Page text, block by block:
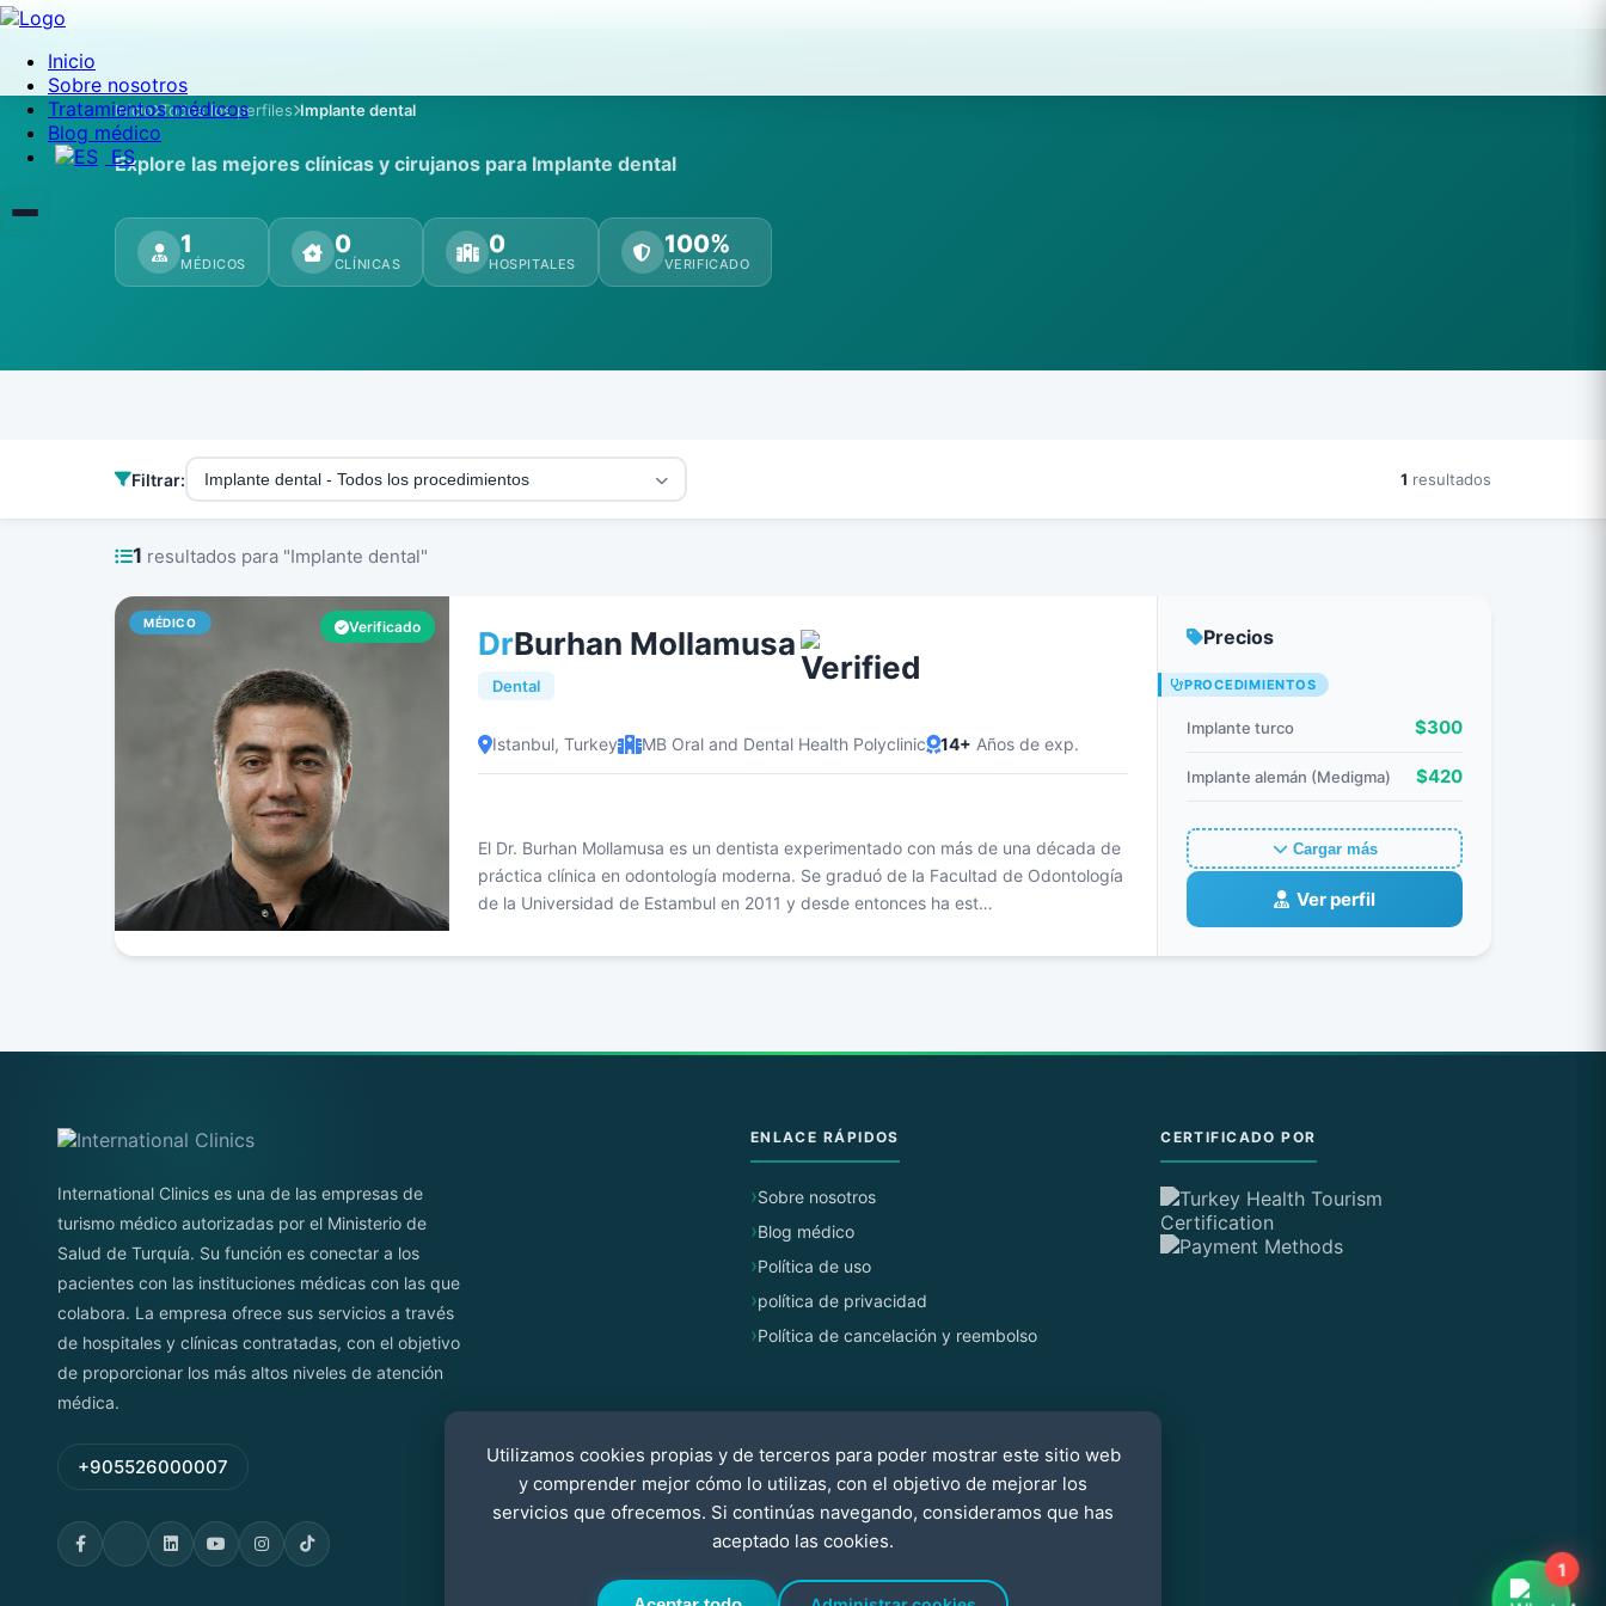
Inicio
Sobre nosotros
Tratamientos médicos
Blog médico
ES
Inicio Todos los perfiles Implante dental
Explore las mejores clínicas y cirujanos para Implante dental
1
MÉDICOS
0
CLÍNICAS
0
HOSPITALES
100%
VERIFICADO
Filtrar: Implante dental - Todos los procedimientos 1 resultados
1 resultados para "Implante dental"
Verificado
MÉDICO
DrBurhan Mollamusa
Dental
Istanbul, Turkey MB Oral and Dental Health Polyclinic 14+ Años de exp.
El Dr. Burhan Mollamusa es un dentista experimentado con más de una década de
práctica clínica en odontología moderna. Se graduó de la Facultad de Odontología
de la Universidad de Estambul en 2011 y desde entonces ha est…
Precios
PROCEDIMIENTOS
Implante turco $300
Implante alemán (Medigma) $420
Cargar más
Ver perfil
1
International Clinics es una de las empresas de
turismo médico autorizadas por el Ministerio de
Salud de Turquía. Su función es conectar a los
pacientes con las instituciones médicas con las que
colabora. La empresa ofrece sus servicios a través
de hospitales y clínicas contratadas, con el objetivo
de proporcionar los más altos niveles de atención
médica.
+905526000007
ENLACE RÁPIDOS
Sobre nosotros
Blog médico
Política de uso
política de privacidad
Política de cancelación y reembolso
CERTIFICADO POR
Utilizamos cookies propias y de terceros para poder mostrar este sitio web
y comprender mejor cómo lo utilizas, con el objetivo de mejorar los
servicios que ofrecemos. Si continúas navegando, consideramos que has
aceptado las cookies.